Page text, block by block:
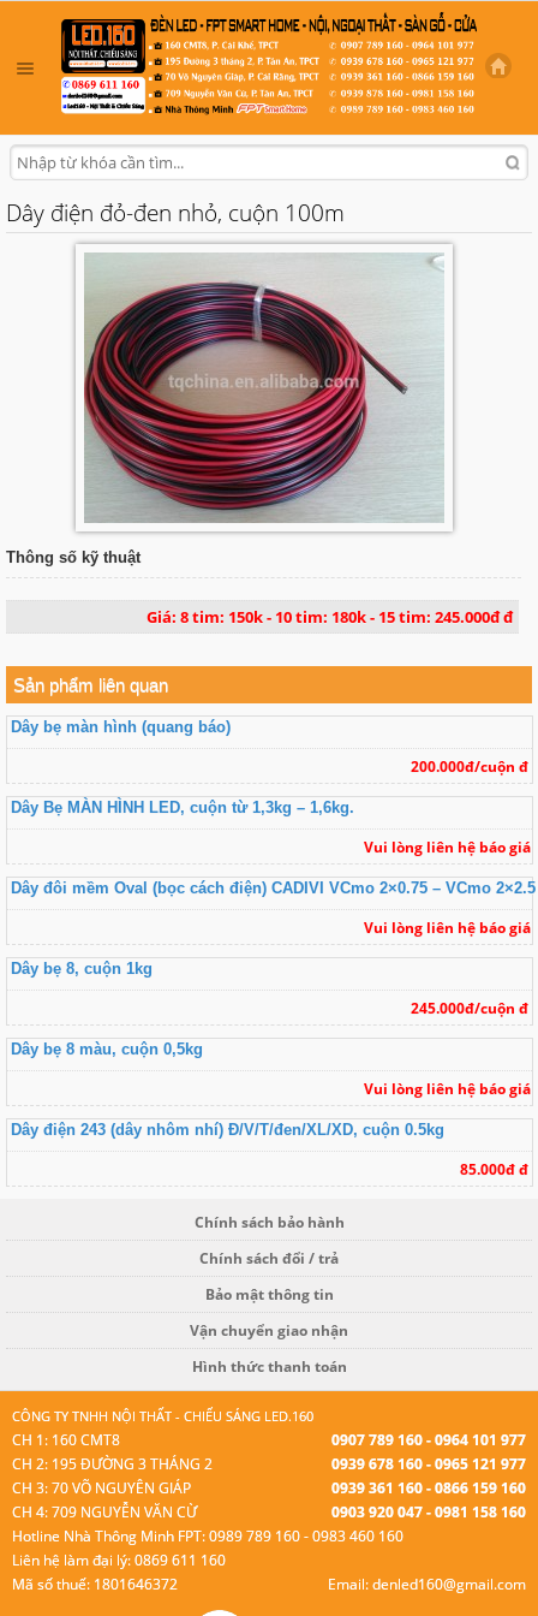
Dây điện đỏ-đen nhỏ, cuộn 100m
Thông số kỹ thuật
Giá: 8 tim: 150k - 10 tim: 180k - 15 tim: 245.000đ đ
Sản phẩm liên quan
Dây bẹ màn hình (quang báo)
200.000đ/cuộn đ
Dây Bẹ MÀN HÌNH LED, cuộn từ 1,3kg – 1,6kg.
Vui lòng liên hệ báo giá
Dây đôi mềm Oval (bọc cách điện) CADIVI VCmo 2×0.75 – VCmo 2×2.5
Vui lòng liên hệ báo giá
Dây bẹ 8, cuộn 1kg
245.000đ/cuộn đ
Dây bẹ 8 màu, cuộn 0,5kg
Vui lòng liên hệ báo giá
Dây điện 243 (dây nhôm nhí) Đ/V/T/đen/XL/XD, cuộn 0.5kg
85.000đ đ
Chính sách bảo hành
Chính sách đổi / trả
Bảo mật thông tin
Vận chuyển giao nhận
Hình thức thanh toán
CÔNG TY TNHH NỘI THẤT - CHIẾU SÁNG LED.160
CH 1: 160 CMT8
0907 789 160 - 0964 101 977
CH 2: 195 ĐƯỜNG 3 THÁNG 2
0939 678 160 - 0965 121 977
CH 3: 70 VÕ NGUYÊN GIÁP
0939 361 160 - 0866 159 160
CH 4: 709 NGUYỄN VĂN CỪ
0903 920 047 - 0981 158 160
Hotline Nhà Thông Minh FPT: 0989 789 160 - 0983 460 160
Liên hệ làm đại lý: 0869 611 160
Mã số thuế: 1801646372
Email: denled160@gmail.com